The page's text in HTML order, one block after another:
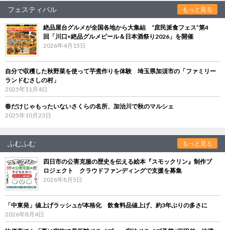
フェスティバル もっと見る
絶品屋台グルメが全国各地から大集結 “庶民派食フェス”第4
回「川口×絶品グルメビール＆日本酒祭り2026」を開催
2026年4月15日
自分で収穫した秋野菜を使って芋煮作りを体験 埼玉県加須市の「ファミリー
ランドむさしの村」
2025年11月4日
春だけじゃもったいないさくらの名所、加治川で秋のマルシェ
2025年10月23日
ふむふむ もっと見る
四日市の公害克服の歴史を伝える絵本『スモックリン』制作プ
ロジェクト クラウドファンディングで支援を募集
2026年8月5日
「中東発」値上げラッシュが本格化 飲食料品値上げ、約3年ぶりの多さに
2026年8月4日